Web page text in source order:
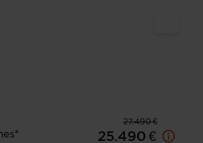
27.490 €
25.490 €